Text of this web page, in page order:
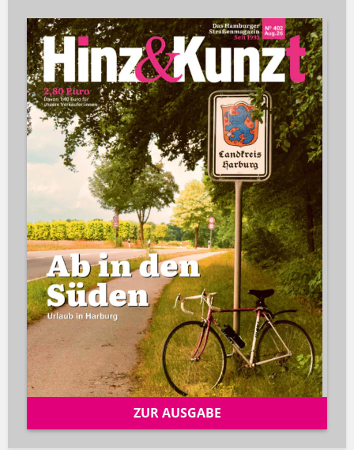
ZUR AUSGABE